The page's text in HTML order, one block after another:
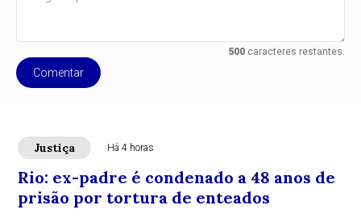
500caracteres restantes.
Comentar
Justiça Há 4 horas
Rio: ex-padre é condenado a 48 anos de
prisão por tortura de enteados